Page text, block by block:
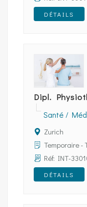
DÉTAILS
Dipl.
Santé /
Zurich
Temporaire -
Réf: INT-
DÉTAILS